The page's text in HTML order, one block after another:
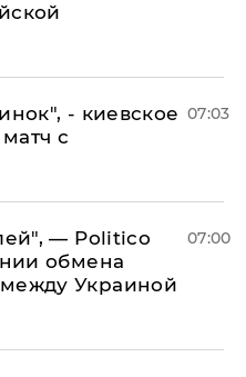
- киевское
с
07:03
— Politico
обмена
Украиной
07:00